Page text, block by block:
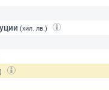
(хил. лв.)